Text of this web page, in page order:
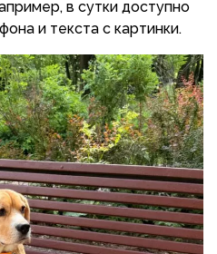
в сутки доступно
и текста с картинки.